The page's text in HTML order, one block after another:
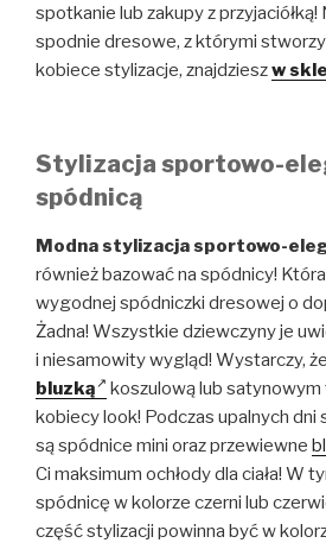
spotkanie lub zakupy z
spodnie dresowe, z którymi
kobiece stylizacje, znajdzieszw
Stylizacja sportowo-
spódnicą
Modna stylizacja sportowo-
również bazować na spódnicy!
wygodnej spódniczki dresowej o
Żadna! Wszystkie dziewczyny je
i niesamowity wygląd! Wystarczy,
bluzką
koszulową lub satynowym
kobiecy look! Podczas upalnych dni
są spódnice mini oraz przewiewne
Ci maksimum ochłody dla ciała! W
spódnicę w kolorze czerni lub
część stylizacji powinna być w